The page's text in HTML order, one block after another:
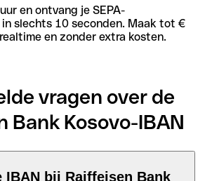
en ontvang je SEPA-
slechts 10 seconden. Maak tot €
en zonder extra kosten.
vragen over de
Bank Kosovo-IBAN
IBAN bij Raiffeisen Bank